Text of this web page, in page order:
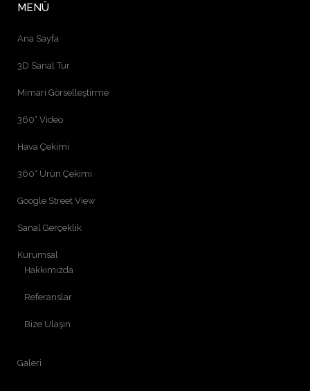
MENÜ
Ana Sayfa
3D Sanal Tur
Mimari Görselleştirme
360° Video
Hava Çekimi
360° Ürün Çekimi
Google Street View
Sanal Gerçeklik
Kurumsal
Hakkımızda
Referanslar
Bize Ulaşın
Galeri